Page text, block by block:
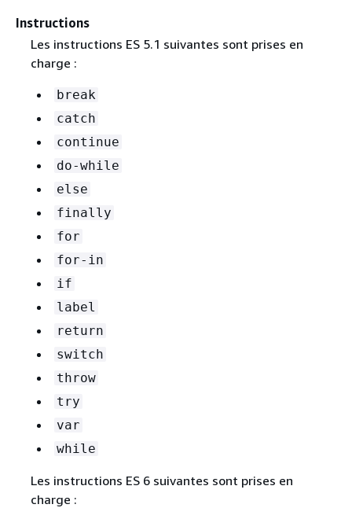
Instructions
Les instructions ES 5.1 suivantes sont prises en
charge :
break
catch
continue
do-while
else
finally
for
for-in
if
label
return
switch
throw
try
var
while
Les instructions ES 6 suivantes sont prises en
charge :